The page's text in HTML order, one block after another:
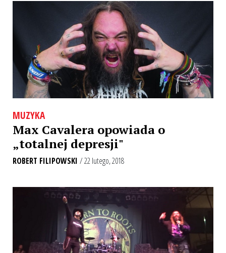
MUZYKA
Max Cavalera opowiada o
„totalnej depresji"
ROBERT FILIPOWSKI / 22 lutego, 2018